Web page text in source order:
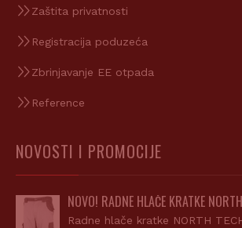
Zaštita privatnosti
Registracija poduzeća
Zbrinjavanje EE otpada
Reference
NOVOSTI I PROMOCIJE
NOVO! RADNE HLAČE KRATKE
Radne hlače kratke NORTH